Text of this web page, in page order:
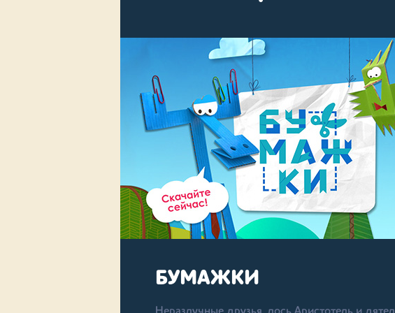
БУМАЖКИ